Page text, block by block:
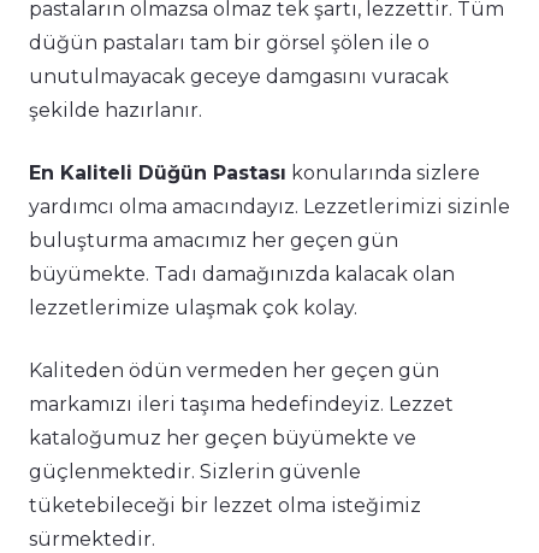
pastaların olmazsa olmaz tek şartı, lezzettir. Tüm
düğün pastaları tam bir görsel şölen ile o
unutulmayacak geceye damgasını vuracak
şekilde hazırlanır.
En Kaliteli Düğün Pastası konularında sizlere
yardımcı olma amacındayız. Lezzetlerimizi sizinle
buluşturma amacımız her geçen gün
büyümekte. Tadı damağınızda kalacak olan
lezzetlerimize ulaşmak çok kolay.
Kaliteden ödün vermeden her geçen gün
markamızı ileri taşıma hedefindeyiz. Lezzet
kataloğumuz her geçen büyümekte ve
güçlenmektedir. Sizlerin güvenle
tüketebileceği bir lezzet olma isteğimiz
sürmektedir.